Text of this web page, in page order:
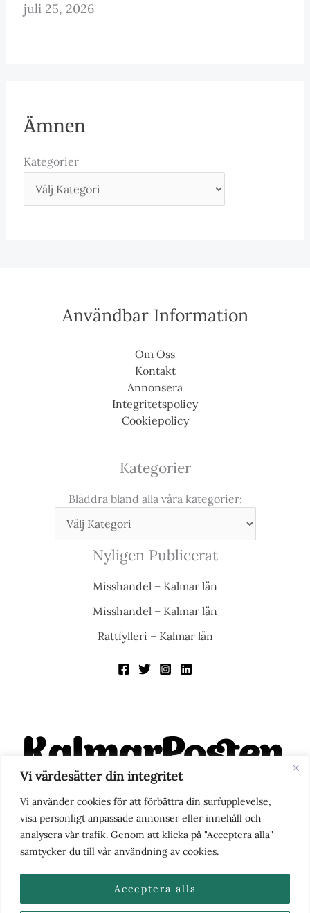
Vi värdesätter din integritet
Vi använder cookies för att förbättra din surfupplevelse,
visa personligt anpassade annonser eller innehåll och
analysera vår trafik. Genom att klicka på "Acceptera alla"
samtycker du till vår användning av cookies.
Acceptera alla
juli 25, 2026
Ämnen
Kategorier
Användbar Information
Om Oss
Kontakt
Annonsera
Integritetspolicy
Cookiepolicy
Kategorier
Bläddra bland alla våra kategorier:
Nyligen Publicerat
Misshandel – Kalmar län
Misshandel – Kalmar län
Rattfylleri – Kalmar län
KalmarPosten är en modern lokalnyhetstidning på nätet. Med
fokus på Kalmarregionen, men också med blick för det större
perspektivet, vill vi vara din självklara kanal för nyheter,
berättelser och engagemang. KalmarPosten grundades 1988 och
fick nya ägare 2025.